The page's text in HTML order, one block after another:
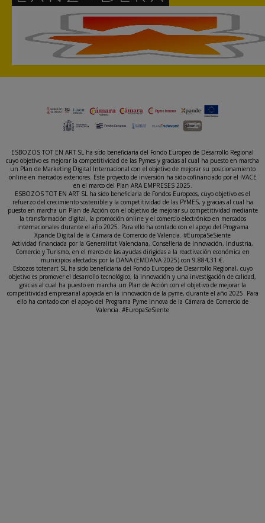
ESBOZOS TOT EN ART SL ha sido beneficiaria del Fondo Europeo de Desarrollo Regional
cuyo objetivo es mejorar la competitividad de las Pymes y gracias al cual ha puesto en marcha
un Plan de Marketing Digital Internacional con el objetivo de mejorar su posicionamiento
online en mercados exteriores. Este proyecto de inversión ha sido cofinanciado por el IVACE
en el marco del Plan ARA EMPRESES 2025.
ESBOZOS TOT EN ART SL ha sido beneficiaria de Fondos Europeos, cuyo objetivo es el
refuerzo del crecimiento sostenible y la competitividad de las PYMES, y gracias al cual ha
puesto en marcha un Plan de Acción con el objetivo de mejorar su competitividad mediante
la transformación digital, la promoción online y el comercio electrónico en mercados
internacionales durante el año 2025. Para ello ha contado con el apoyo del Programa
Xpande Digital de la Cámara de Comercio de Valencia. #EuropaSeSiente
Actividad financiada por la Generalitat Valenciana, Conselleria de Innovación, Industria,
Comercio y Turismo, en el marco de las ayudas dirigidas a la reactivación económica en
municipios afectados por la DANA (EMDANA 2025) con 9.884,31 €.
Esbozos totenart SL ha sido beneficiaria del Fondo Europeo de Desarrollo Regional, cuyo
objetivo es promover el desarrollo tecnológico, la innovación y una investigación de calidad,
gracias al cual ha puesto en marcha un Plan de Acción con el objetivo de mejorar la
competitividad empresarial apoyada en la innovación de la pyme, durante el año 2025. Para
ello ha contado con el apoyo del Programa Pyme Innova de la Cámara de Comercio de
Valencia. #EuropaSeSiente